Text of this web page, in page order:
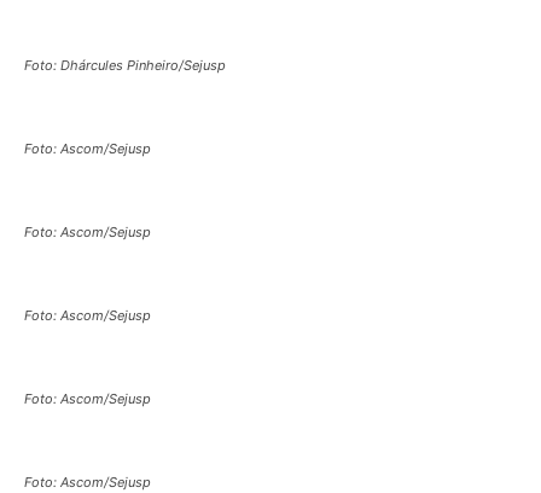
Foto: Dhárcules Pinheiro/Sejusp
Foto: Ascom/Sejusp
Foto: Ascom/Sejusp
Foto: Ascom/Sejusp
Foto: Ascom/Sejusp
Foto: Ascom/Sejusp